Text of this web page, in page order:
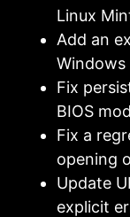
Linux
Add an
Fix
BIOS
Fix a
opening
Update
explicit